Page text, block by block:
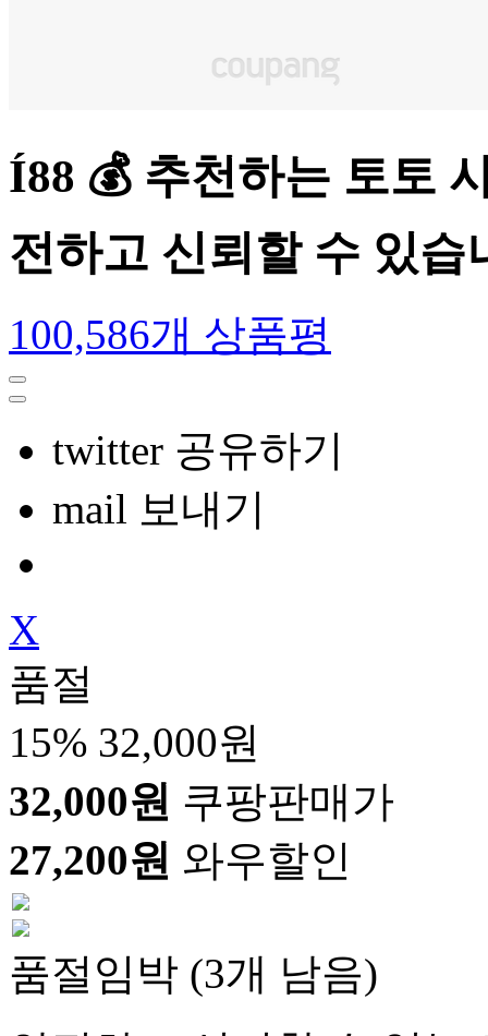
Í88 💰 추천하는 토
전하고 신뢰할 수 있습
100,586개 상품평
twitter 공유하기
mail 보내기
X
품절
15% 32,000원
32,000원 쿠팡판매가
27,200원 와우할인
품절임박 (3개 남음)